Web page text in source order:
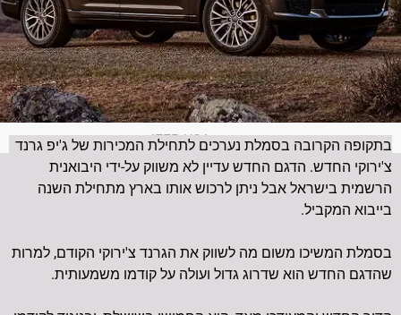
תמונה: JEEP USA
בתקופה הקרובה בסמלת נערכים לתחילת המכירות של ג'יפ גרנד
צ'ירוקי החדש. הדגם החדש עדיין לא משווק על-ידי היבואנית
הרשמית בישראל אבל ניתן לרכוש אותו בארץ מתחילת השנה
בייבוא המקביל.
בסמלת המשיכו משום מה לשווק את הגרנד צ'ירוקי הקודם, למרות
שהדגם החדש הוא שדרוג גדול ועולה על קודמו משמעותית.